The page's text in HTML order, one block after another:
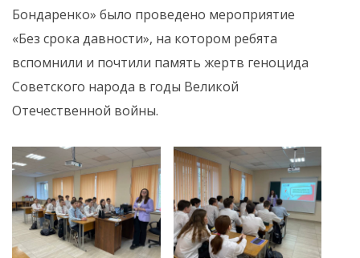
Бондаренко» было проведено мероприятие
«Без срока давности», на котором ребята
вспомнили и почтили память жертв геноцида
Советского народа в годы Великой
Отечественной войны.